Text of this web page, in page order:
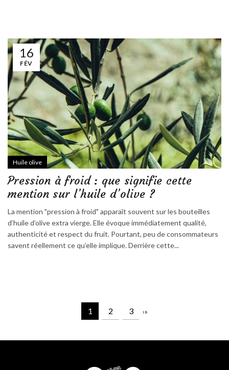
16
FÉV
Huile olive
Pression à froid : que signifie cette
mention sur l’huile d’olive ?
La mention "pression à froid" apparaît souvent sur les bouteilles
d’huile d’olive extra vierge. Elle évoque immédiatement qualité,
authenticité et respect du fruit. Pourtant, peu de consommateurs
savent réellement ce qu’elle implique. Derrière cette...
1 2 3 ›»